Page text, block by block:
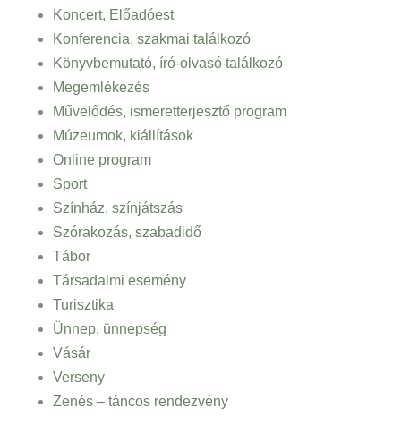
Koncert, Előadóest
Konferencia, szakmai találkozó
Könyvbemutató, író-olvasó találkozó
Megemlékezés
Művelődés, ismeretterjesztő program
Múzeumok, kiállítások
Online program
Sport
Színház, színjátszás
Szórakozás, szabadidő
Tábor
Társadalmi esemény
Turisztika
Ünnep, ünnepség
Vásár
Verseny
Zenés – táncos rendezvény